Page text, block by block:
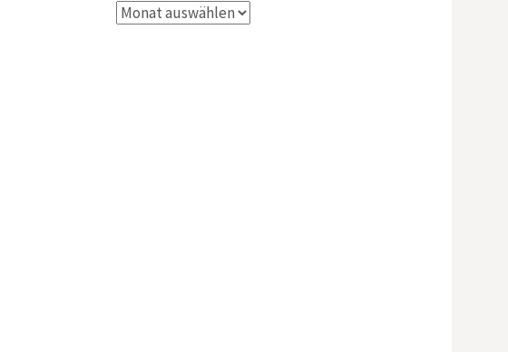
Archiv